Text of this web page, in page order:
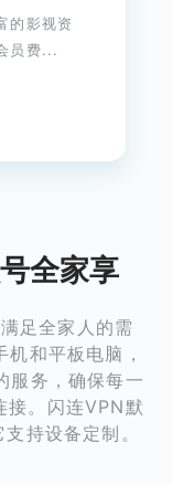
的影视资
员费...
全家享
足全家人的需
和平板电脑，
服务，确保每一
接。闪连VPN默
持设备定制。